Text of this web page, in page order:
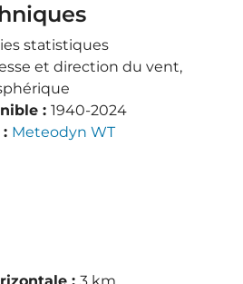
statistiques
et direction du vent,
: 1940-2024
Meteodyn WT